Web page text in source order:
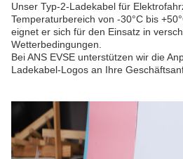
Unser Typ-2-Ladekabel für
Temperaturbereich von -30°C bis
eignet er sich für den Einsatz in
Wetterbedingungen.
Bei ANS EVSE unterstützen wir die
Ladekabel-Logos an Ihre